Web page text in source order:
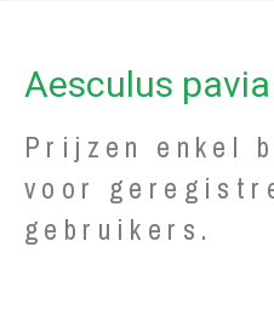
Aesculus
Prijzen enkel
voor
gebruikers.